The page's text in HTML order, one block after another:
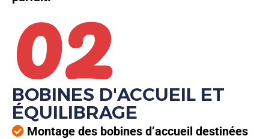
02
BOBINES D'ACCUEIL ET
ÉQUILIBRAGE
Montage des bobines d’accueil destinées